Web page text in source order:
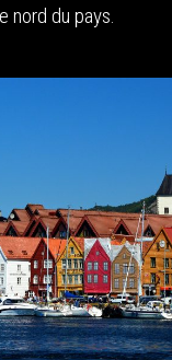
nord du pays.